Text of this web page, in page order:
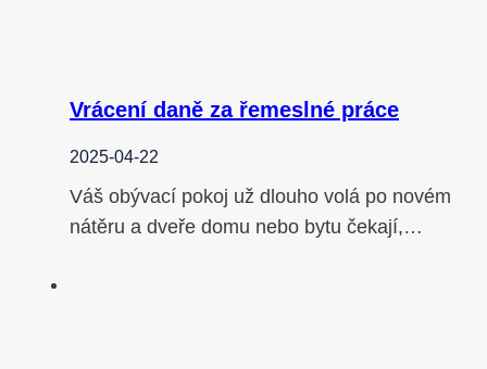
Vrácení daně za řemeslné práce
2025-04-22
Váš obývací pokoj už dlouho volá po novém
nátěru a dveře domu nebo bytu čekají,…